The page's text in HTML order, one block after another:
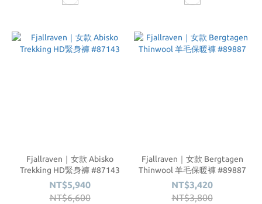
Fjallraven｜女款 Abisko
Trekking HD緊身褲 #87143
NT$5,940
NT$6,600
Fjallraven｜女款 Bergtagen
Thinwool 羊毛保暖褲 #89887
NT$3,420
NT$3,800